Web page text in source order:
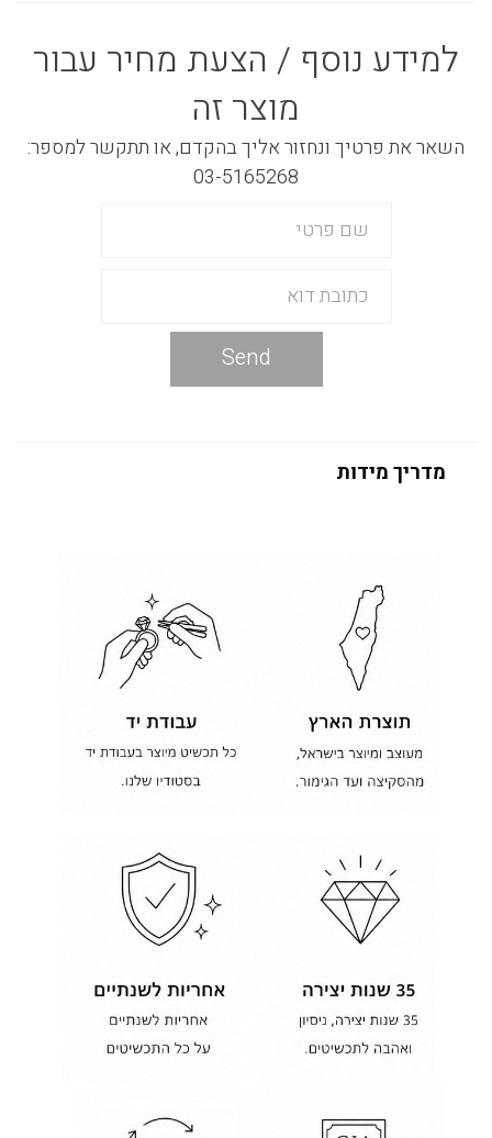
למידע נוסף / הצעת מחיר עבור
מוצר זה
השאר את פרטיך ונחזור אליך בהקדם, או תתקשר למספר:
03-5165268
Send
מדריך מידות